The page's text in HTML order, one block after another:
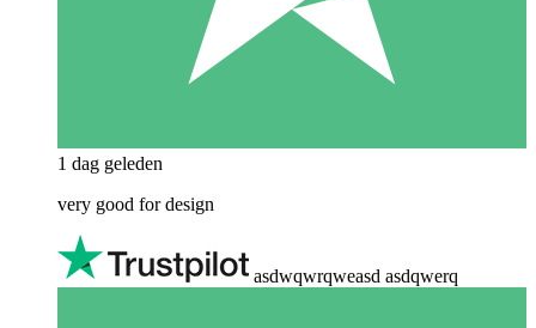
1 dag geleden
very good for design
asdwqwrqweasd asdqwerq